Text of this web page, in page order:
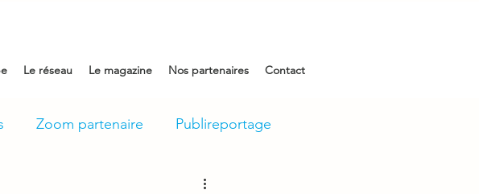
Le réseau Le magazine Nos partenaires Contact
Zoom partenaire Publireportage